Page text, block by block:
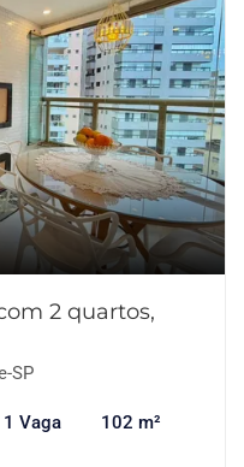
2 quartos,
SP
1 Vaga 102 m²